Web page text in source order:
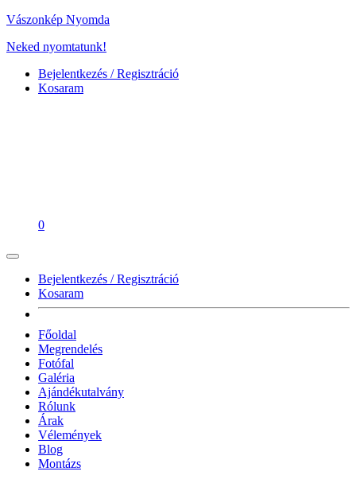
Vászonkép Nyomda
Neked nyomtatunk!
Bejelentkezés / Regisztráció
Kosaram
0
Bejelentkezés / Regisztráció
Kosaram
Főoldal
Megrendelés
Fotófal
Galéria
Ajándékutalvány
Rólunk
Árak
Vélemények
Blog
Montázs